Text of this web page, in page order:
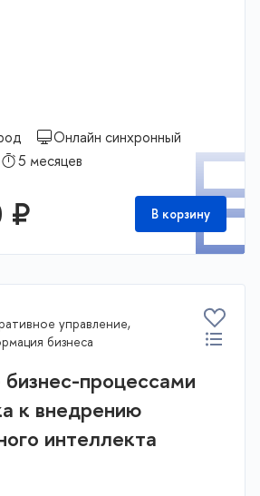
Онлайн синхронный
5 месяцев
₽ В корзину
управление,
бизнеса
процессами
к внедрению
интеллекта